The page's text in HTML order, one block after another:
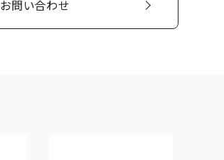
お問い合わせ